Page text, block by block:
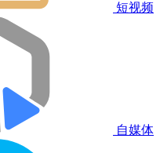
短视频
自媒体